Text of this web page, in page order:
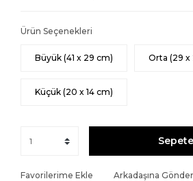
Ürün Seçenekleri
Büyük (41 x 29 cm) Orta (29 x
Küçük (20 x 14 cm)
Favorilerime Ekle Arkadaşına Gönder